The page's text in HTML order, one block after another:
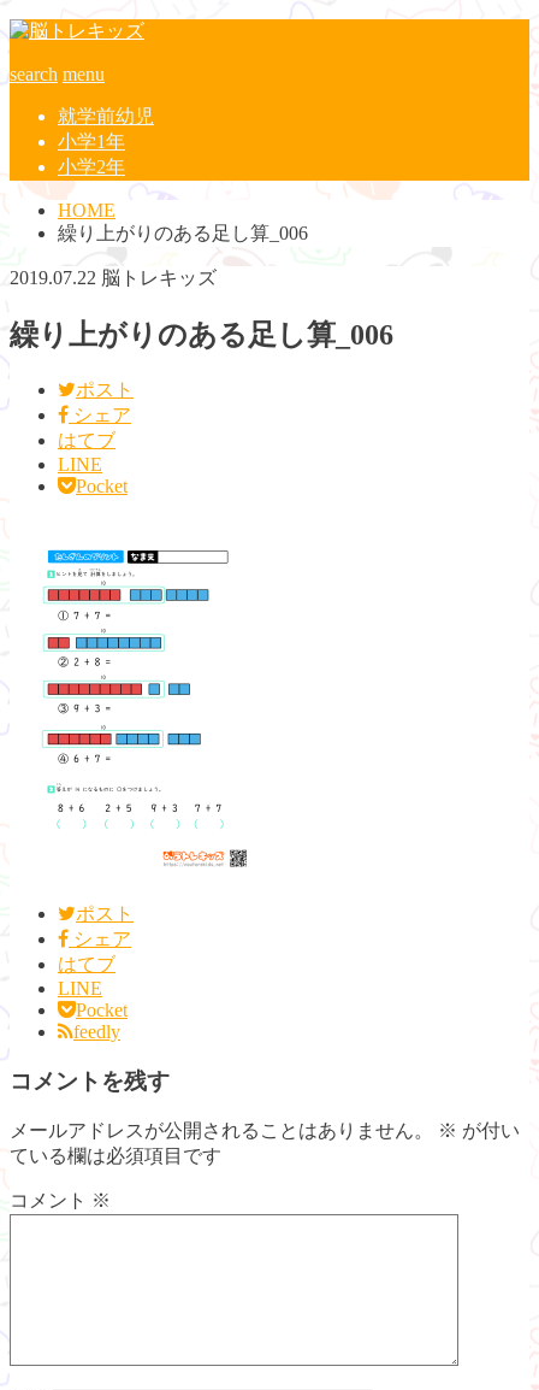
search menu
就学前幼児
小学1年
小学2年
HOME
繰り上がりのある足し算_006
2019.07.22 脳トレキッズ
繰り上がりのある足し算_006
ポスト
シェア
はてブ
LINE
Pocket
ポスト
シェア
はてブ
LINE
Pocket
feedly
コメントを残す
メールアドレスが公開されることはありません。 ※ が付い
ている欄は必須項目です
コメント ※